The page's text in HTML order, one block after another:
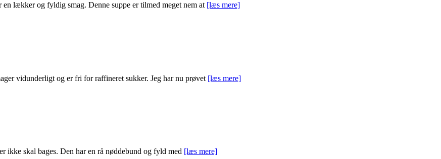
lækker og fyldig smag. Denne suppe er tilmed meget nem at [læs mere]
vidunderligt og er fri for raffineret sukker. Jeg har nu prøvet [læs mere]
skal bages. Den har en rå nøddebund og fyld med [læs mere]